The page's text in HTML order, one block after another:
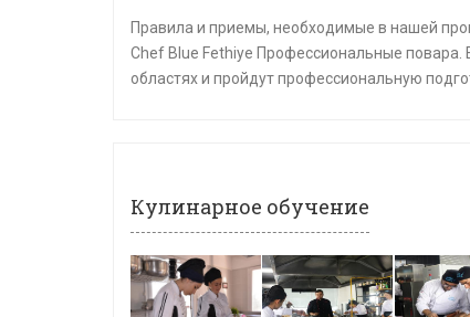
Правила и приемы, необходимые в нашей
Chef Blue Fethiye Профессиональные повара.
областях и пройдут профессиональную
Кулинарное обучение